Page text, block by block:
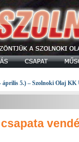
április 5.) – Szolnoki Olaj KK